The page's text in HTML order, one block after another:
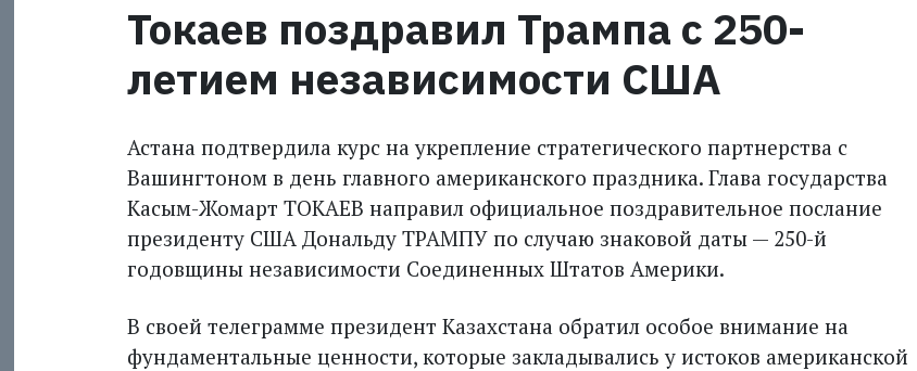
Токаев поздравил Трампа с 250-
летием независимости США
Астана подтвердила курс на укрепление стратегического партнерства с
Вашингтоном в день главного американского праздника. Глава государства
Касым-Жомарт ТОКАЕВ направил официальное поздравительное послание
президенту США Дональду ТРАМПУ по случаю знаковой даты — 250-й
годовщины независимости Соединенных Штатов Америки.
В своей телеграмме президент Казахстана обратил особое внимание на
фундаментальные ценности, которые закладывались у истоков американской